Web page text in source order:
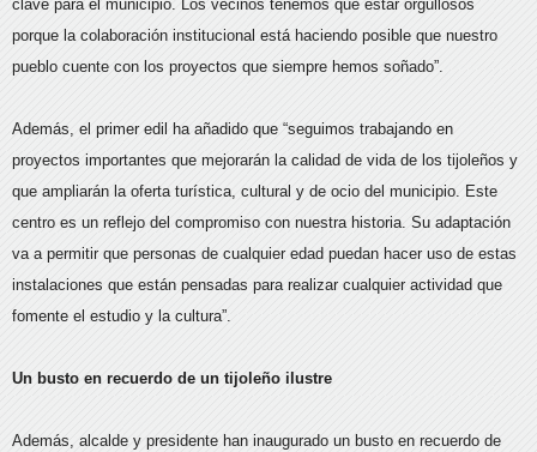
clave para el municipio. Los vecinos tenemos que estar orgullosos
porque la colaboración institucional está haciendo posible que nuestro
pueblo cuente con los proyectos que siempre hemos soñado”.
Además, el primer edil ha añadido que “seguimos trabajando en
proyectos importantes que mejorarán la calidad de vida de los tijoleños y
que ampliarán la oferta turística, cultural y de ocio del municipio. Este
centro es un reflejo del compromiso con nuestra historia. Su adaptación
va a permitir que personas de cualquier edad puedan hacer uso de estas
instalaciones que están pensadas para realizar cualquier actividad que
fomente el estudio y la cultura”.
Un busto en recuerdo de un tijoleño ilustre
Además, alcalde y presidente han inaugurado un busto en recuerdo de